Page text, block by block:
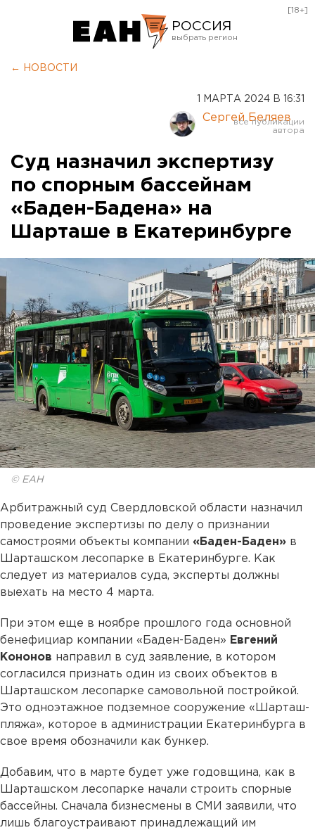
РОССИЯ
Курган
Оренбург
[18+]
← НОВОСТИ
1 МАРТА 2024 В 16:31
Сергей Беляев
Суд назначил экспертизу
по спорным бассейнам
«Баден-Бадена» на
Шарташе в Екатеринбурге
© ЕАН
Арбитражный суд Свердловской области назначил
проведение экспертизы по делу о признании
самостроями объекты компании «Баден-Баден» в
Шарташском лесопарке в Екатеринбурге. Как
следует из материалов суда, эксперты должны
выехать на место 4 марта.
При этом еще в ноябре прошлого года основной
бенефициар компании «Баден-Баден» Евгений
Кононов направил в суд заявление, в котором
согласился признать один из своих объектов в
Шарташском лесопарке самовольной постройкой.
Это одноэтажное подземное сооружение «Шарташ-
пляжа», которое в администрации Екатеринбурга в
свое время обозначили как бункер.
Добавим, что в марте будет уже годовщина, как в
Шарташском лесопарке начали строить спорные
бассейны. Сначала бизнесмены в СМИ заявили, что
лишь благоустраивают принадлежащий им